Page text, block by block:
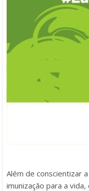
Além de conscientizar
imunização para a